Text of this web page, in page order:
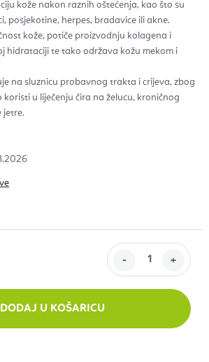
kože nakon raznih oštećenja, kao što su
posjekotine, herpes, bradavice ili akne.
kože, potiče proizvodnju kolagena i
hidrataciji te tako održava kožu mekom i
na sluznicu probavnog trakta i crijeva, zbog
koristi u liječenju čira na želucu, kroničnog
jetre.
DODAJ U KOŠARICU